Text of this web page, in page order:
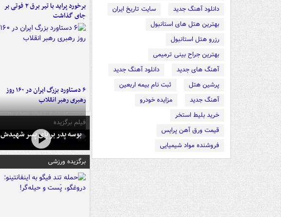
دانلود آهنگ جدید
سایت تاریخ ایران
بهترین هتل های استانبول
رزرو هتل استانبول
بهترین جراح بینی ترمیمی
آهنگ های جدید
دانلود آهنگ جدید
پرشین هتل
ثبت نام بیمه اربعین
آهنگ جدید
مزایده خودرو
خرید بلیط استخر
قیمت ورق آهن پرایس
فروشنده مواد شیمیایی
برخورد پراید با تیر برق ۲ فوتی بر
جای گذاشت
۶ دستاورد بزرگ ایران در ۱۶۰ روز
رهبری رهبر انقلاب
فیلم برگزیده
بوسه‌ پدر بر پای پسر شهیدش
برگزیده ورزشی